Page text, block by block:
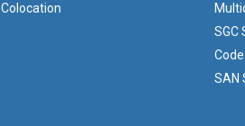
Colocation
SGC
SAN